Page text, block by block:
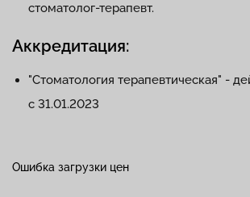
стоматолог-терапевт.
Аккредитация:
"Стоматология терапевтическая" -
с 31.01.2023
Ошибка загрузки цен